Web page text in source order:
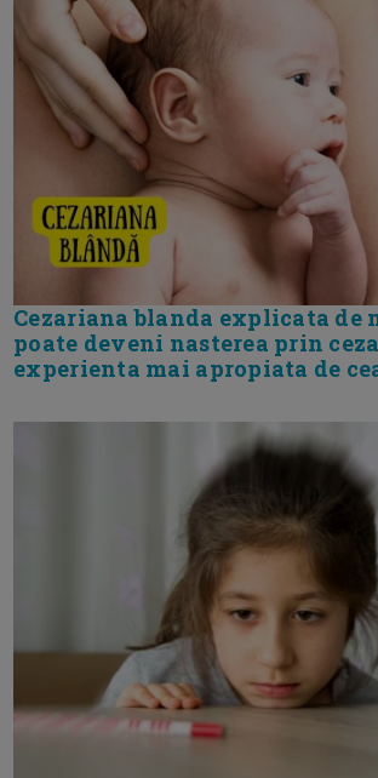
Cezariana blanda explicata de
poate deveni nasterea prin
experienta mai apropiata de